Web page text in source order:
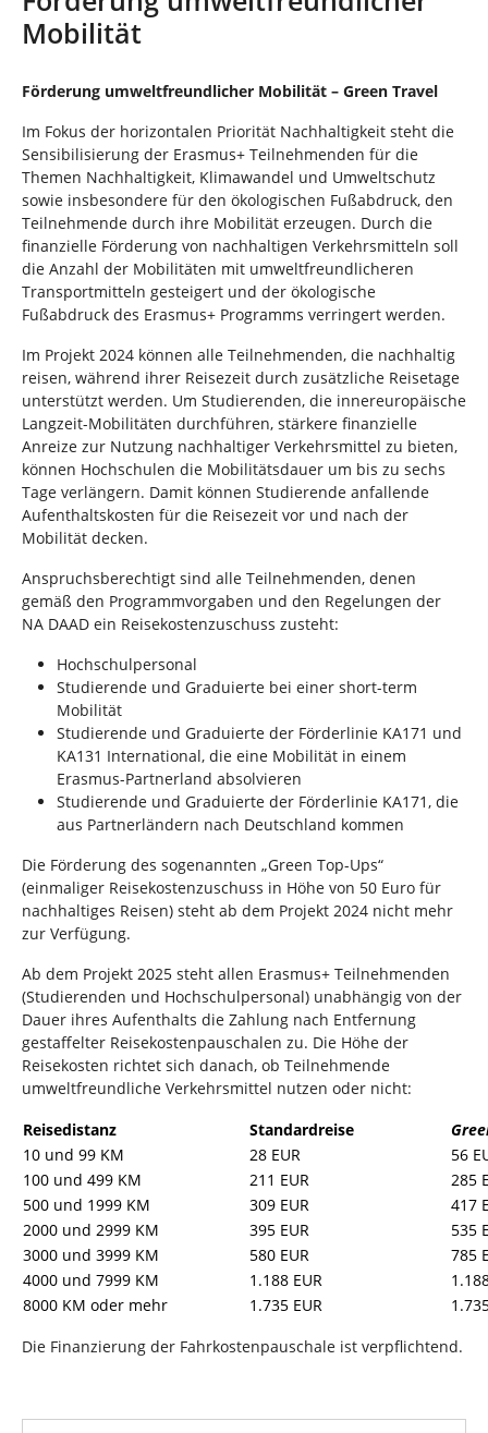
n
d
e
:
Mobilität
Förderung umweltfreundlicher Mobilität – Green Travel
Im Fokus der horizontalen Priorität Nachhaltigkeit steht die
Sensibilisierung der Erasmus+ Teilnehmenden für die
Themen Nachhaltigkeit, Klimawandel und Umweltschutz
sowie insbesondere für den ökologischen Fußabdruck, den
Teilnehmende durch ihre Mobilität erzeugen. Durch die
finanzielle Förderung von nachhaltigen Verkehrsmitteln soll
die Anzahl der Mobilitäten mit umweltfreundlicheren
Transportmitteln gesteigert und der ökologische
Fußabdruck des Erasmus+ Programms verringert werden.
Im Projekt 2024 können alle Teilnehmenden, die nachhaltig
reisen, während ihrer Reisezeit durch zusätzliche Reisetage
unterstützt werden. Um Studierenden, die innereuropäische
Langzeit-Mobilitäten durchführen, stärkere finanzielle
Anreize zur Nutzung nachhaltiger Verkehrsmittel zu bieten,
können Hochschulen die Mobilitätsdauer um bis zu sechs
Tage verlängern. Damit können Studierende anfallende
Aufenthaltskosten für die Reisezeit vor und nach der
Mobilität decken.
Anspruchsberechtigt sind alle Teilnehmenden, denen
gemäß den Programmvorgaben und den Regelungen der
NA DAAD ein Reisekostenzuschuss zusteht:
Hochschulpersonal
Studierende und Graduierte bei einer short-term
Mobilität
Studierende und Graduierte der Förderlinie KA171 und
KA131 International, die eine Mobilität in einem
Erasmus-Partnerland absolvieren
Studierende und Graduierte der Förderlinie KA171, die
aus Partnerländern nach Deutschland kommen
Die Förderung des sogenannten „Green Top-Ups“
(einmaliger Reisekostenzuschuss in Höhe von 50 Euro für
nachhaltiges Reisen) steht ab dem Projekt 2024 nicht mehr
zur Verfügung.
Ab dem Projekt 2025 steht allen Erasmus+ Teilnehmenden
(Studierenden und Hochschulpersonal) unabhängig von der
Dauer ihres Aufenthalts die Zahlung nach Entfernung
gestaffelter Reisekostenpauschalen zu. Die Höhe der
Reisekosten richtet sich danach, ob Teilnehmende
umweltfreundliche Verkehrsmittel nutzen oder nicht:
Reisedistanz
Standardreise
10 und 99 KM
28 EUR
56
100 und 499 KM
211 EUR
285
500 und 1999 KM
309 EUR
417
2000 und 2999 KM
395 EUR
535
3000 und 3999 KM
580 EUR
785
4000 und 7999 KM
1.188 EUR
8000 KM oder mehr
1.735 EUR
Die Finanzierung der Fahrkostenpauschale ist verpflichtend.